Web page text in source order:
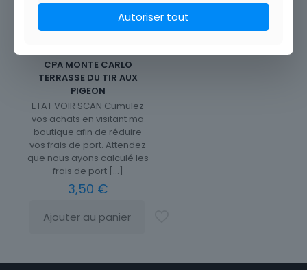
CPA MONTE CARLO
TERRASSE DU TIR AUX
PIGEON
ETAT VOIR SCAN Cumulez
vos achats en visitant ma
boutique afin de réduire
vos frais de port. Attendez
que nous ayons calculé les
frais de port[…]
3,50 €
Ajouter au panier
Autoriser tout